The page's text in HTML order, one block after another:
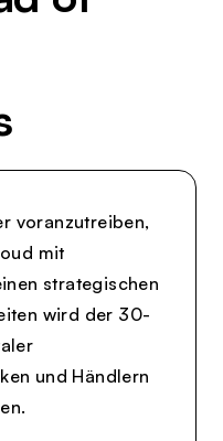
voranzutreiben,
mit
strategischen
wird der 30-
und Händlern